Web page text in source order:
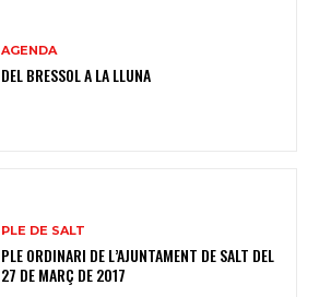
AGENDA
DEL BRESSOL A LA LLUNA
PLE DE SALT
PLE ORDINARI DE L’AJUNTAMENT DE SALT DEL
27 DE MARÇ DE 2017